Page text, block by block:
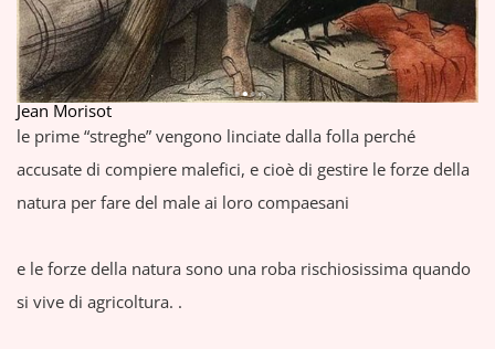
Jean Morisot
le prime “streghe” vengono linciate dalla folla perché
accusate di compiere malefici, e cioè di gestire le forze della
natura per fare del male ai loro compaesani
e le forze della natura sono una roba rischiosissima quando
si vive di agricoltura. .